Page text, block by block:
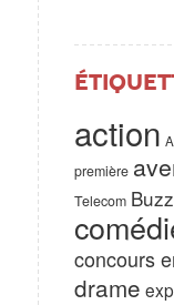
action
première
Telecom Buzz
concours
drame